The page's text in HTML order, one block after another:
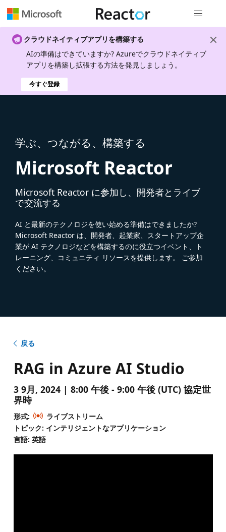
クラウドネイティブアプリを構築する
AIの準備はできていますか? Azureでクラウドネイティブ
アプリを構築し拡張する方法を発見しましょう。
今すぐ登録
学ぶ、つながる、構築する
Microsoft Reactor
Microsoft Reactor に参加し、開発者とライブ
で交流する
AI と最新のテクノロジを使い始める準備はできましたか?
Microsoft Reactor は、開発者、起業家、スタートアップ企
業が AI テクノロジなどを構築するのに役立つイベント、ト
レーニング、コミュニティ リソースを提供します。 ご参加
ください。
戻る
RAG in Azure AI Studio
3 9月, 2024 | 8:00 午後 - 9:00 午後 (UTC) 協定世
界時
形式:
ライブストリーム
トピック: インテリジェントなアプリケーション
言語: 英語